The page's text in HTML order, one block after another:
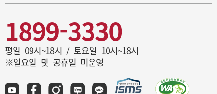
1899-3330
평일 09시~18시 / 토요일 10시~18시
※일요일 및 공휴일 미운영